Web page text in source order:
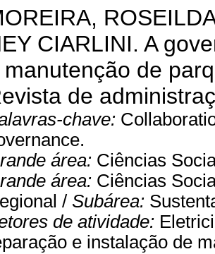
CIARLINI. A
manutenção de
de
chave:
área: Ciências
área: Ciências
/ Subárea:
de atividade:
e instalação de